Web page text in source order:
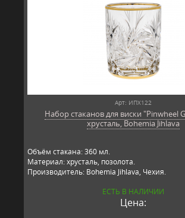
Арт: ИПХ122
Набор стаканов для виски "Pinwheel
хрусталь, Bohemia Jihlava
Объём стакана: 360 мл.
Материал: хрусталь, позолота.
Производитель: Bohemia Jihlava, Чехия.
ЕСТЬ В НАЛИЧИИ
Цена: